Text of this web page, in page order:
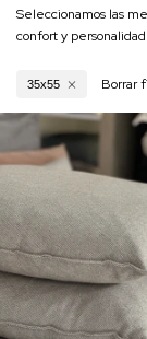
Seleccionamos las
confort y personalidad.
35x55 Borrar